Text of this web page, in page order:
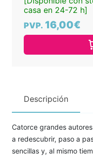
casa en 24-72 h]
PVP. 16,00€
Descripción
Catorce grandes
a redescubrir, paso a
sencillas y, al mismo